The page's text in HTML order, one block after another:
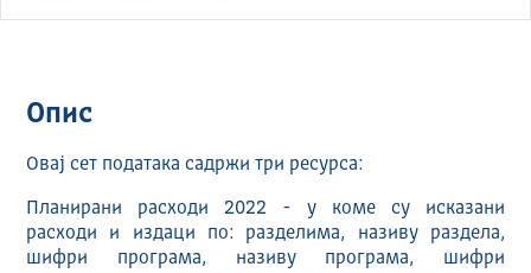
Опис
Овај сет података садржи три ресурса:
Планирани расходи 2022 - у коме су исказани
расходи и издаци по: разделима, називу раздела,
шифри програма, називу програма, шифри